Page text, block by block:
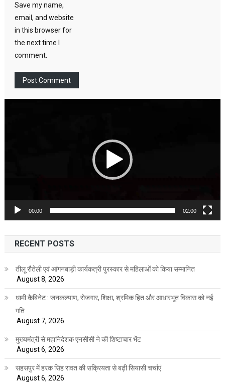
Save my name,
email, and website
in this browser for
the next time I
comment.
00:00 02:00
RECENT POSTS
तीलू रौतेली एवं आंगनबाड़ी कार्यकत्री पुरस्कार से महिलाओं को किया सम्मानित
August 8, 2026
धामी कैबिनेट : जनकल्याण, रोजगार, शिक्षा, श्रमिक हित और आधारभूत विकास को नई
गति
August 7, 2026
मुख्यमंत्री से महानिदेशक एनसीसी ने की शिष्टाचार भेंट
August 6, 2026
सहसपुर में हरक सिंह रावत की सक्रियता से बढ़ी सियासी चर्चाएं
August 6, 2026